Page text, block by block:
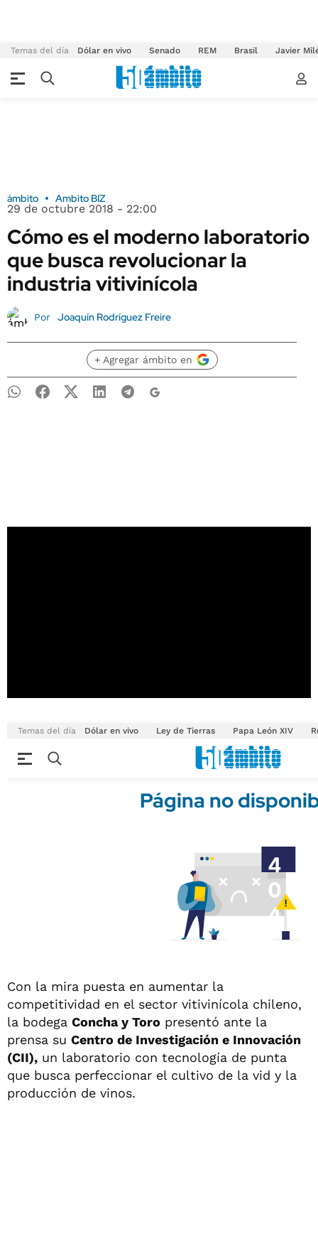
Temas del día Dólar en vivo Senado REM Brasil Javier
ámbito Ambito BIZ
29 de octubre 2018 - 22:00
Cómo es el moderno laboratorio
que busca revolucionar la
industria vitivinícola
Por Joaquín Rodríguez Freire
+ Agregar ámbito en
Con la mira puesta en aumentar la
competitividad en el sector vitivinícola chileno,
la bodega Concha y Toro presentó ante la
prensa su Centro de Investigación e Innovación
(CII), un laboratorio con tecnología de punta
que busca perfeccionar el cultivo de la vid y la
producción de vinos.